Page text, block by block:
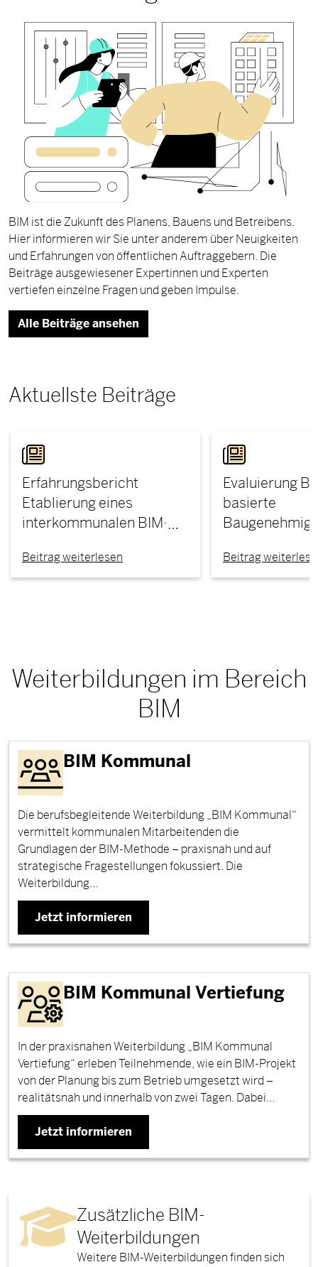
BIM ist die Zukunft des Planens, Bauens und Betreibens.
Hier informieren wir Sie unter anderem über Neuigkeiten
und Erfahrungen von öffentlichen Auftraggebern. Die
Beiträge ausgewiesener Expertinnen und Experten
vertiefen einzelne Fragen und geben Impulse.
Alle Beiträge ansehen
Aktuellste Beiträge
Erfahrungsbericht
Etablierung eines
interkommunalen BIM-
Städten Wülfrath und
Heiligenhaus
Beitrag weiterlesen
Evaluierung
basierte
der digitalen
mit Building
Beitrag
Weiterbildungen im Bereich
BIM
BIM Kommunal
Die berufsbegleitende Weiterbildung „BIM Kommunal“
vermittelt kommunalen Mitarbeitenden die
Grundlagen der BIM-Methode – praxisnah und auf
strategische Fragestellungen fokussiert. Die
Weiterbildung…
Jetzt informieren
BIM Kommunal Vertiefung
In der praxisnahen Weiterbildung „BIM Kommunal
Vertiefung“ erleben Teilnehmende, wie ein BIM-Projekt
von der Planung bis zum Betrieb umgesetzt wird –
realitätsnah und innerhalb von zwei Tagen. Dabei…
Jetzt informieren
Zusätzliche BIM-
Weiterbildungen
Weitere BIM-Weiterbildungen finden sich